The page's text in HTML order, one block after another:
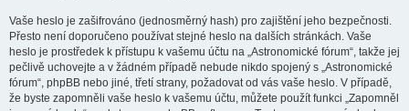
Vaše heslo je zašifrováno (jednosměrný hash) pro zajištění jeho bezpečnosti.
Přesto není doporučeno používat stejné heslo na dalších stránkách. Vaše
heslo je prostředek k přístupu k vašemu účtu na „Astronomické fórum“, takže jej
pečlivě uchovejte a v žádném případě nebude nikdo spojený s „Astronomické
fórum“, phpBB nebo jiné, třetí strany, požadovat od vás vaše heslo. V případě,
že byste zapomněli vaše heslo k vašemu účtu, můžete použít funkci „Zapomněl